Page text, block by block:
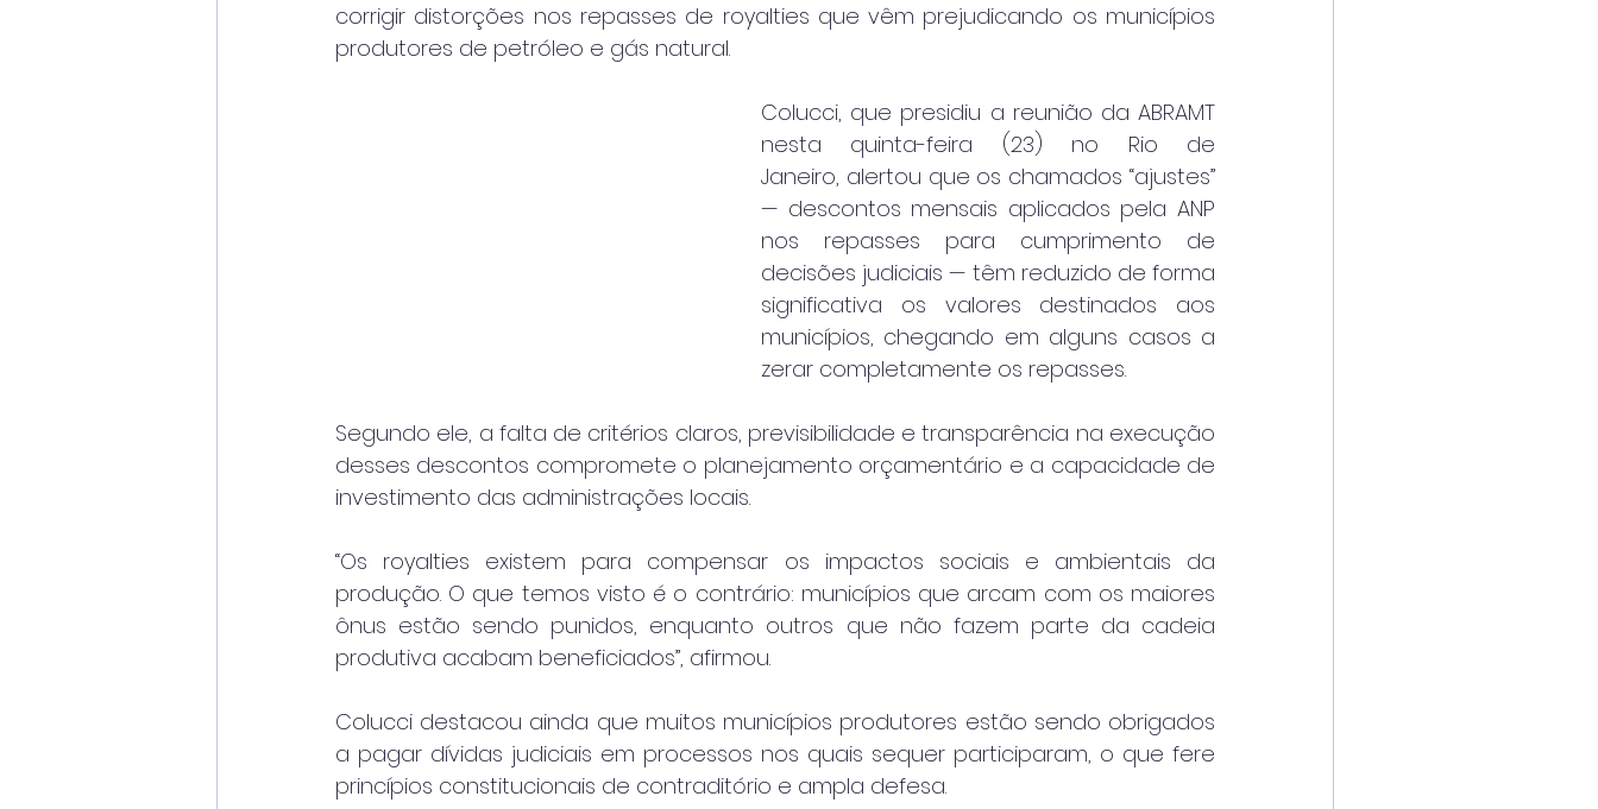
corrigir distorções nos repasses de royalties que vêm prejudicando os municípios
produtores de petróleo e gás natural.
Colucci, que presidiu a reunião da ABRAMT
nesta quinta-feira (23) no Rio de
Janeiro, alertou que os chamados “ajustes”
— descontos mensais aplicados pela ANP
nos repasses para cumprimento de
decisões judiciais — têm reduzido de forma
significativa os valores destinados aos
municípios, chegando em alguns casos a
zerar completamente os repasses.
Segundo ele, a falta de critérios claros, previsibilidade e transparência na execução
desses descontos compromete o planejamento orçamentário e a capacidade de
investimento das administrações locais.
“Os royalties existem para compensar os impactos sociais e ambientais da
produção. O que temos visto é o contrário: municípios que arcam com os maiores
ônus estão sendo punidos, enquanto outros que não fazem parte da cadeia
produtiva acabam beneficiados”, afirmou.
Colucci destacou ainda que muitos municípios produtores estão sendo obrigados
a pagar dívidas judiciais em processos nos quais sequer participaram, o que fere
princípios constitucionais de contraditório e ampla defesa.